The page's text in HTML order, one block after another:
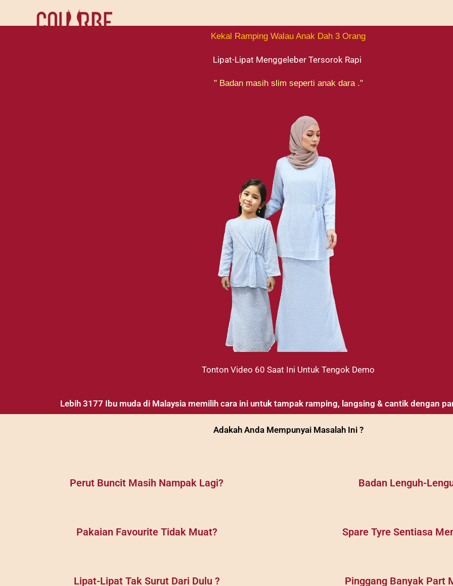
Kekal Ramping Walau Anak Dah 3 Orang
Lipat-Lipat Menggeleber Tersorok Rapi
" Badan masih slim seperti anak dara ."
Tonton Video 60 Saat Ini Untuk Tengok Demo
Lebih 3177 Ibu muda di Malaysia memilih cara ini untuk tampak ramping, langsing & cantik dengan
Adakah Anda Mempunyai Masalah Ini ?
Perut Buncit Masih Nampak Lagi? Badan Lenguh-
Pakaian Favourite Tidak Muat?​ Spare Tyre Sentiasa
Lipat-Lipat Tak Surut Dari Dulu ? Pinggang Banyak Part